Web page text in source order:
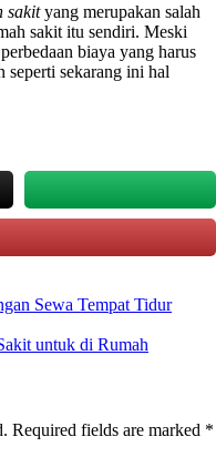
sakityang merupakan salah
sakit itu sendiri. Meski
biaya yang harus
seperti sekarang ini hal
Sewa Tempat Tidur
untuk di Rumah
Required fields are marked *